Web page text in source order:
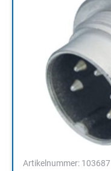
Artikelnummer: 103687